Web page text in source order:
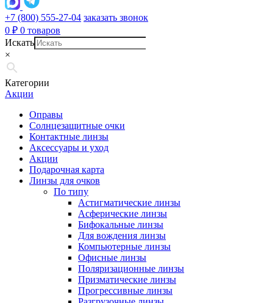
+7 (800) 555-27-04 заказать звонок
0 ₽ 0 товаров
Искать
×
Категории
Акции
Оправы
Солнцезащитные очки
Контактные линзы
Аксессуары и уход
Акции
Подарочная карта
Линзы для очков
По типу
Астигматические линзы
Асферические линзы
Бифокальные линзы
Для вождения линзы
Компьютерные линзы
Офисные линзы
Поляризационные линзы
Призматические линзы
Прогрессивные линзы